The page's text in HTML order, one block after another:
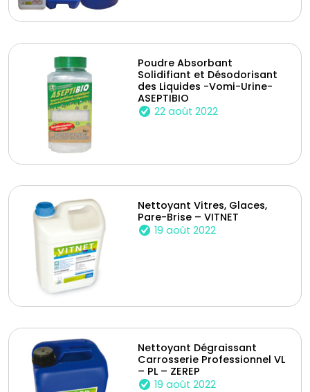
Poudre Absorbant
Solidifiant et Désodorisant
des Liquides -Vomi-Urine-
ASEPTIBIO
22 août 2022
Nettoyant Vitres, Glaces,
Pare-Brise – VITNET
19 août 2022
Nettoyant Dégraissant
Carrosserie Professionnel VL
– PL – ZEREP
19 août 2022